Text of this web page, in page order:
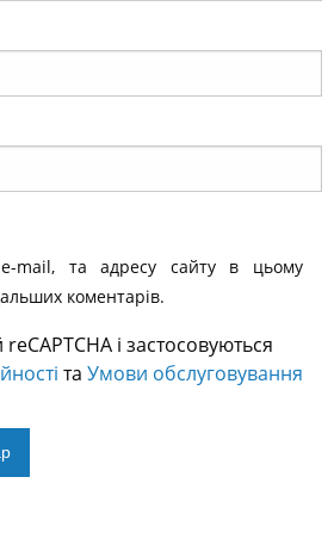
mail, та адресу сайту в цьому
коментарів.
і застосовуються
та Умови обслуговування